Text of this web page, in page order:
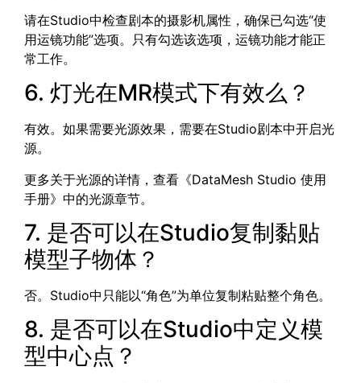
请在Studio中检查剧本的摄影机属性，确保已勾选“使
用运镜功能”选项。只有勾选该选项，运镜功能才能正
常工作。
6. 灯光在MR模式下有效么？
有效。如果需要光源效果，需要在Studio剧本中开启光
源。
更多关于光源的详情，查看《DataMesh Studio 使用
手册》中的光源章节。
7. 是否可以在Studio复制黏贴
模型子物体？
否。Studio中只能以“角色”为单位复制粘贴整个角色。
8. 是否可以在Studio中定义模
型中心点？